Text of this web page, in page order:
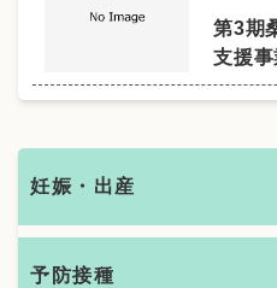
第3期
支援
妊娠・出産
予防接種